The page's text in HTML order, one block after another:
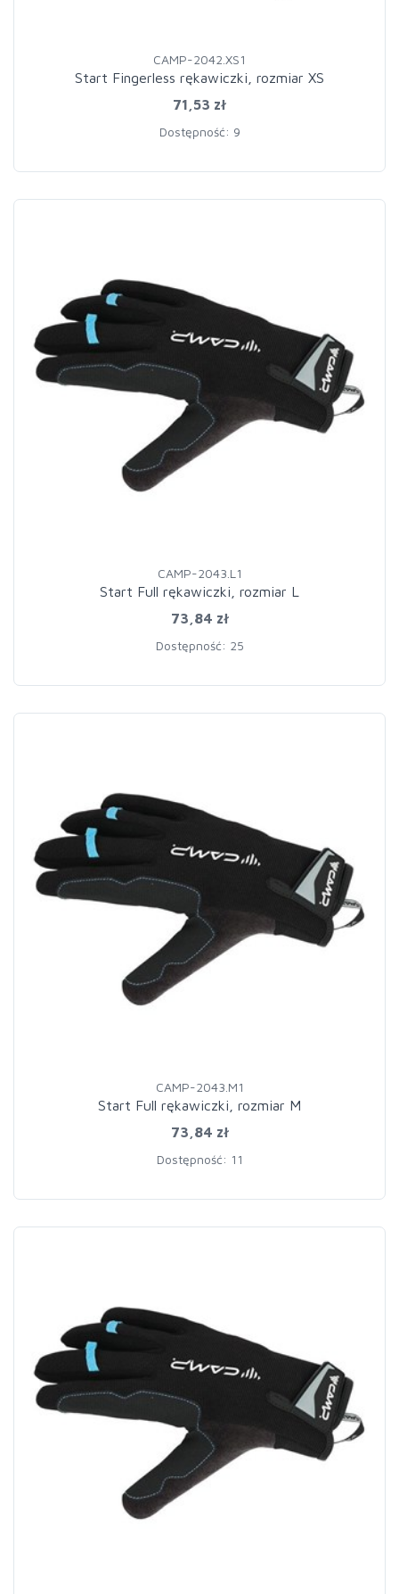
CAMP-2042.XS1
Start Fingerless rękawiczki, rozmiar XS
71,53 zł
Dostępność: 9
CAMP-2043.L1
Start Full rękawiczki, rozmiar L
73,84 zł
Dostępność: 25
CAMP-2043.M1
Start Full rękawiczki, rozmiar M
73,84 zł
Dostępność: 11